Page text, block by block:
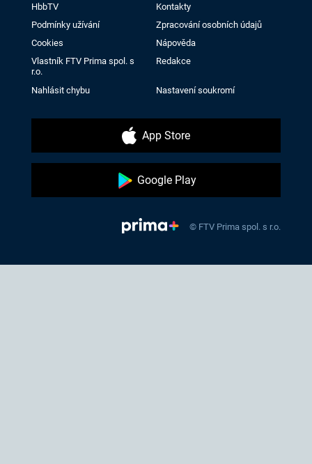
HbbTV
Kontakty
Podmínky užívání
Zpracování osobních údajů
Cookies
Nápověda
Vlastník FTV Prima spol. s
r.o.
Redakce
Nahlásit chybu Nastavení soukromí
App Store
Google Play
© FTV Prima spol. s r.o.